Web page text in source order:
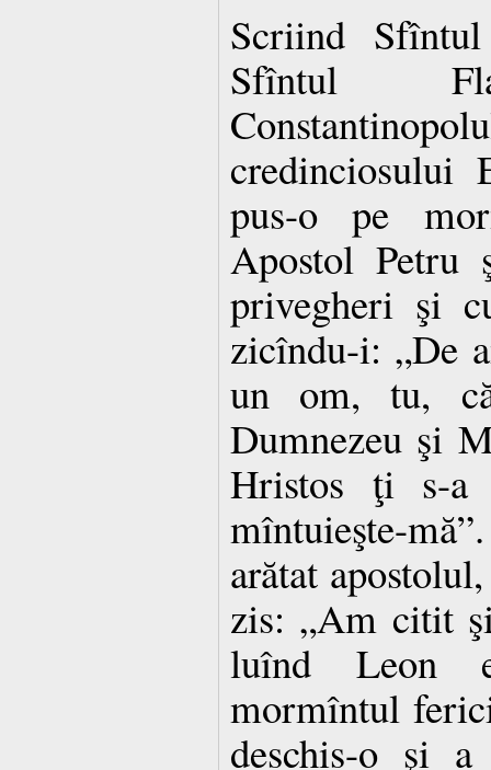
Scriind
Sfîntul
credinciosului
pus-o pe
Apostol
privegheri şi
zicîndu-i: „De
un om, tu,
Dumnezeu şi
Hristos ţi s-a
mîntuieşte-
arătat
zis: „Am citit
luînd Leon
mormîntul
deschis-o şi